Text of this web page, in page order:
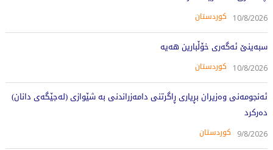
10/8/2026 کوردستان
سبەینێ ئەگەری خۆڵبارین هەیە
10/8/2026 کوردستان
ئەنجومەنی وەزیران بڕیاری ڕاگرتنی دامەزراندنی بە شێوازی (لەجێگەی دانان)
دەرکرد
9/8/2026 کوردستان